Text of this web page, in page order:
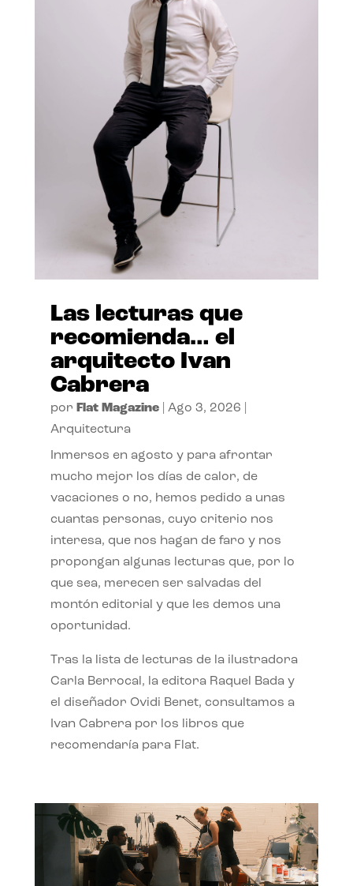
Las lecturas que
recomienda… el
arquitecto Ivan
Cabrera
por Flat Magazine| Ago 3, 2026
Arquitectura
Inmersos en agosto y para afrontar
mucho mejor los días de calor, de
vacaciones o no, hemos pedido a unas
cuantas personas, cuyo criterio nos
interesa, que nos hagan de faro y nos
propongan algunas lecturas que, por lo
que sea, merecen ser salvadas del
montón editorial y que les demos una
oportunidad.
Tras la lista de lecturas de la ilustradora
Carla Berrocal, la editora Raquel Bada y
el diseñador Ovidi Benet, consultamos a
Ivan Cabrera por los libros que
recomendaría para Flat.